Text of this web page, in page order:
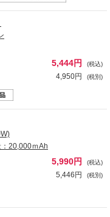
5,444円 (税込)
4,950円 (税別)
20,000ｍAh
5,990円 (税込)
5,446円 (税別)